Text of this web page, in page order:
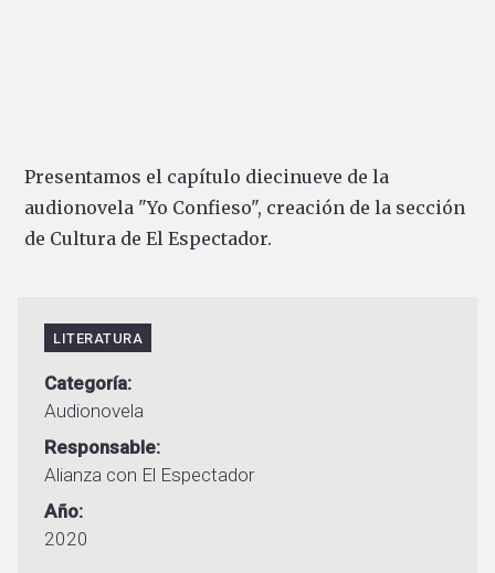
Presentamos el capítulo diecinueve de la
audionovela "Yo Confieso", creación de la sección
de Cultura de El Espectador.
LITERATURA
Categoría
Audionovela
Responsable
Alianza con El Espectador
Año
2020